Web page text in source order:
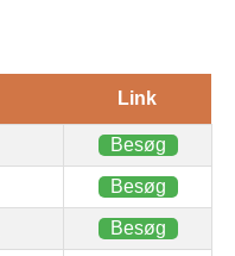
Link
Besøg
Besøg
Besøg